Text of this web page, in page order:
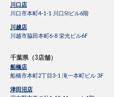
川口店
川口市本町4-1-1 川口SIビル6階
川越店
川越市脇田本町6-8 栄光ビル6F
千葉県（3店舗）
船橋店
船橋市本町2丁目3-1 滝一本町ビル 3F
津田沼店